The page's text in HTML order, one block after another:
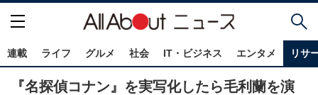
連載 ライフ グルメ 社会 IT・ビジネス エンタメ リサ
『名探偵コナン』を実写化したら毛利蘭を演